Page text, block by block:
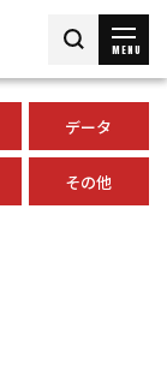
MENU
データ
その他